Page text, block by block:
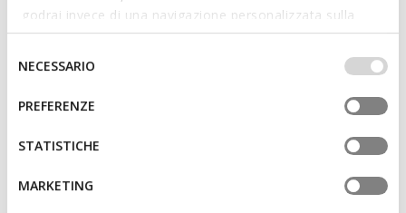
godrai invece di una navigazione personalizzata sulla
base dei tuoi gusti ed interessi. Selezionando
IMPOSTAZIONI potrai anche scegliere quali cookies ed
altri strumenti di tracciamento autorizzare. Per maggiori
informazioni o per modificare in qualsiasi momento le
tue impostazioni, visita la nostra
del
consenso
NECESSARIO
PREFERENZE
STATISTICHE
MARKETING
and it also guarantees support, protection and the utmost
sensation of well-being for little explorers.
Features
Association of Podiatrists
Excellent flexibility guaranteed by the Flexy System